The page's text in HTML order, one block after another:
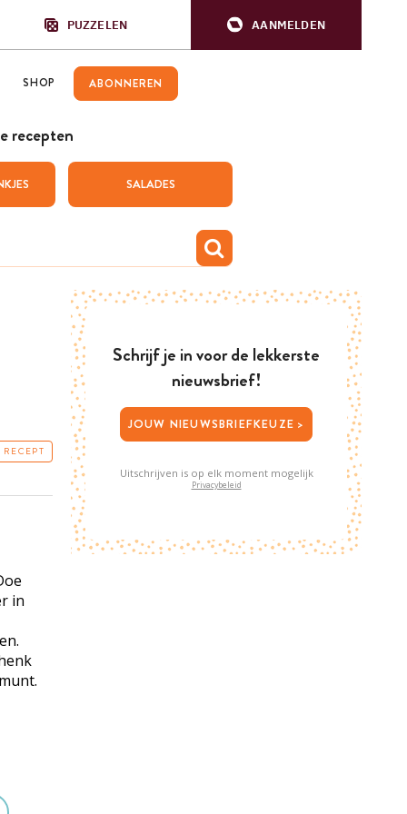
PUZZELEN AANMELDEN
SHOP ABONNEREN
recepten
SALADES
in
Schrijf je in voor de lekkerste
nieuwsbrief!
JOUW NIEUWSBRIEFKEUZE >
Uitschrijven is op elk moment mogelijk
Privacybeleid